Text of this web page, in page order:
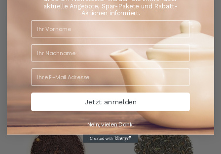
Assam Chubwa STGFOP 1
second flush |
Schwarztee
€90,00 / kg
Peacherry | Schwarztee |
Aroma
ab €2,60
€52,00 / kg
aktuelle Angebote, Spar-Pakete und Rabatt-
Aktionen informiert.
Jetzt anmelden
Nein, vielen Dank.